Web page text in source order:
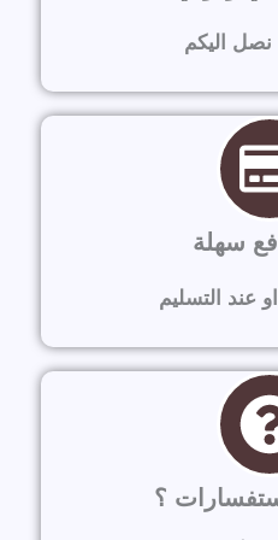
نصل اليكم
سهلة
عند التسليم
؟